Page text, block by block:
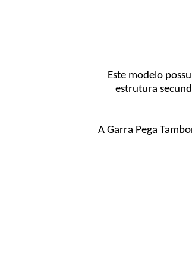
Este modelo
estrutura
A Garra Pega